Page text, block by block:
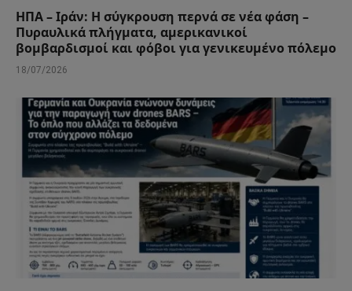
ΗΠΑ – Ιράν: Η σύγκρουση περνά σε νέα φάση –
Πυραυλικά πλήγματα, αμερικανικοί
βομβαρδισμοί και φόβοι για γενικευμένο πόλεμο
18/07/2026